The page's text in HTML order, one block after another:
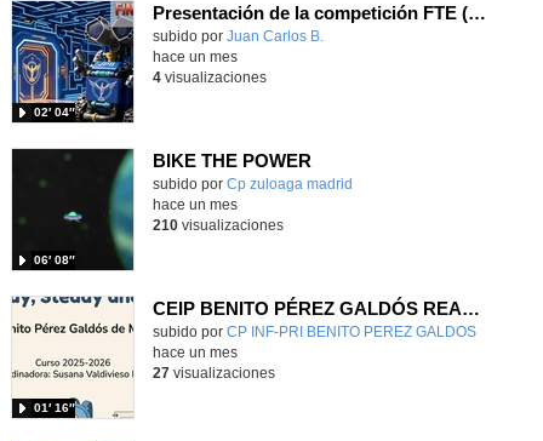
Presentación de la competición FTE (Find tje Exit) del Juan Pablo II de Parla
Contenido educativo.
subido por Juan Carlos B.
02′ 04″
hace un mes
4visualizaciones
BIKE THE POWER
Contenido educativo.
subido por Cp zuloaga madrid
06′ 08″
hace un mes
210visualizaciones
CEIP BENITO PÉREZ GALDÓS READY, STEADY & GO
Contenido educativo.
subido por CP INF-PRI BENITO PEREZ GALDOS
01′ 16″
-
hace un mes
27visualizaciones